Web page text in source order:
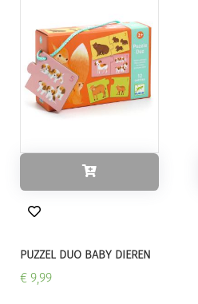
PUZZEL DUO BABY DIEREN
€ 9,99